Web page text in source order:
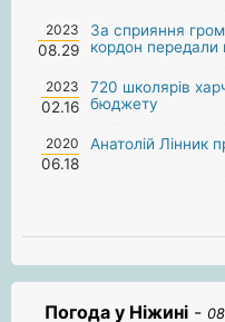
2023
08.29
За сприяння
кордон передали
2023
02.16
720 школярів
бюджету
2020
06.18
Анатолій Лінник
Погода у Ніжині -